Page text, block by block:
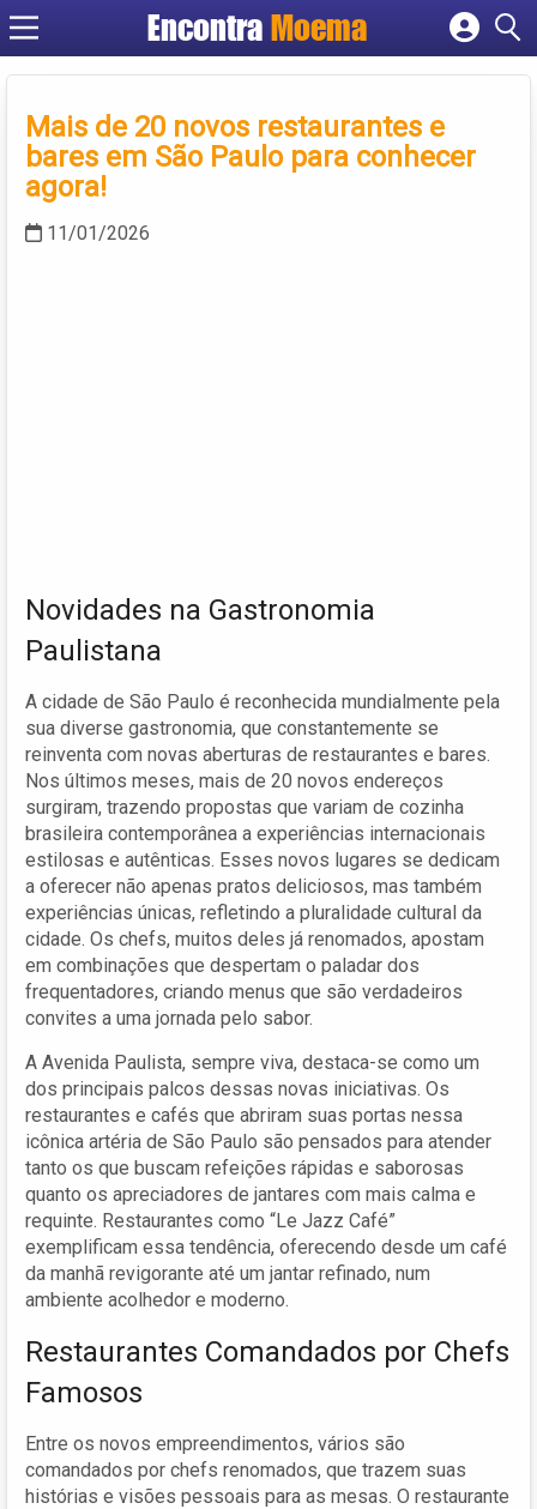
Encontra Moema
Criar conta
Mais de 20 novos restaurantes e
bares em São Paulo para conhecer
agora!
11/01/2026
Novidades na Gastronomia
Paulistana
A cidade de São Paulo é reconhecida mundialmente pela
sua diverse gastronomia, que constantemente se
reinventa com novas aberturas de restaurantes e bares.
Nos últimos meses, mais de 20 novos endereços
surgiram, trazendo propostas que variam de cozinha
brasileira contemporânea a experiências internacionais
estilosas e autênticas. Esses novos lugares se dedicam
a oferecer não apenas pratos deliciosos, mas também
experiências únicas, refletindo a pluralidade cultural da
cidade. Os chefs, muitos deles já renomados, apostam
em combinações que despertam o paladar dos
frequentadores, criando menus que são verdadeiros
convites a uma jornada pelo sabor.
A Avenida Paulista, sempre viva, destaca-se como um
dos principais palcos dessas novas iniciativas. Os
restaurantes e cafés que abriram suas portas nessa
icônica artéria de São Paulo são pensados para atender
tanto os que buscam refeições rápidas e saborosas
quanto os apreciadores de jantares com mais calma e
requinte. Restaurantes como “Le Jazz Café”
exemplificam essa tendência, oferecendo desde um café
da manhã revigorante até um jantar refinado, num
ambiente acolhedor e moderno.
Restaurantes Comandados por Chefs
Famosos
Entre os novos empreendimentos, vários são
comandados por chefs renomados, que trazem suas
histórias e visões pessoais para as mesas. O restaurante